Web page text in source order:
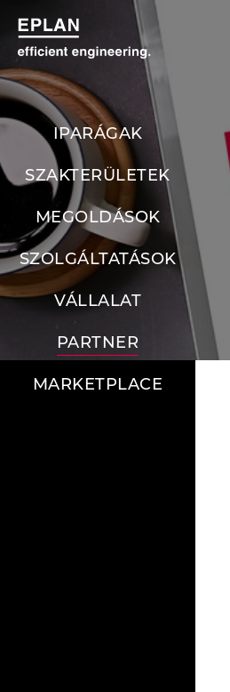
IPARÁGAK
SZAKTERÜLETEK
MEGOLDÁSOK
SZOLGÁLTATÁSOK
VÁLLALAT
PARTNER
MARKETPLACE